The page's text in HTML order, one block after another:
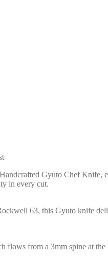
Gyuto Chef
in every cut.
63, this Gyuto knife
flows from a 3mm spine at